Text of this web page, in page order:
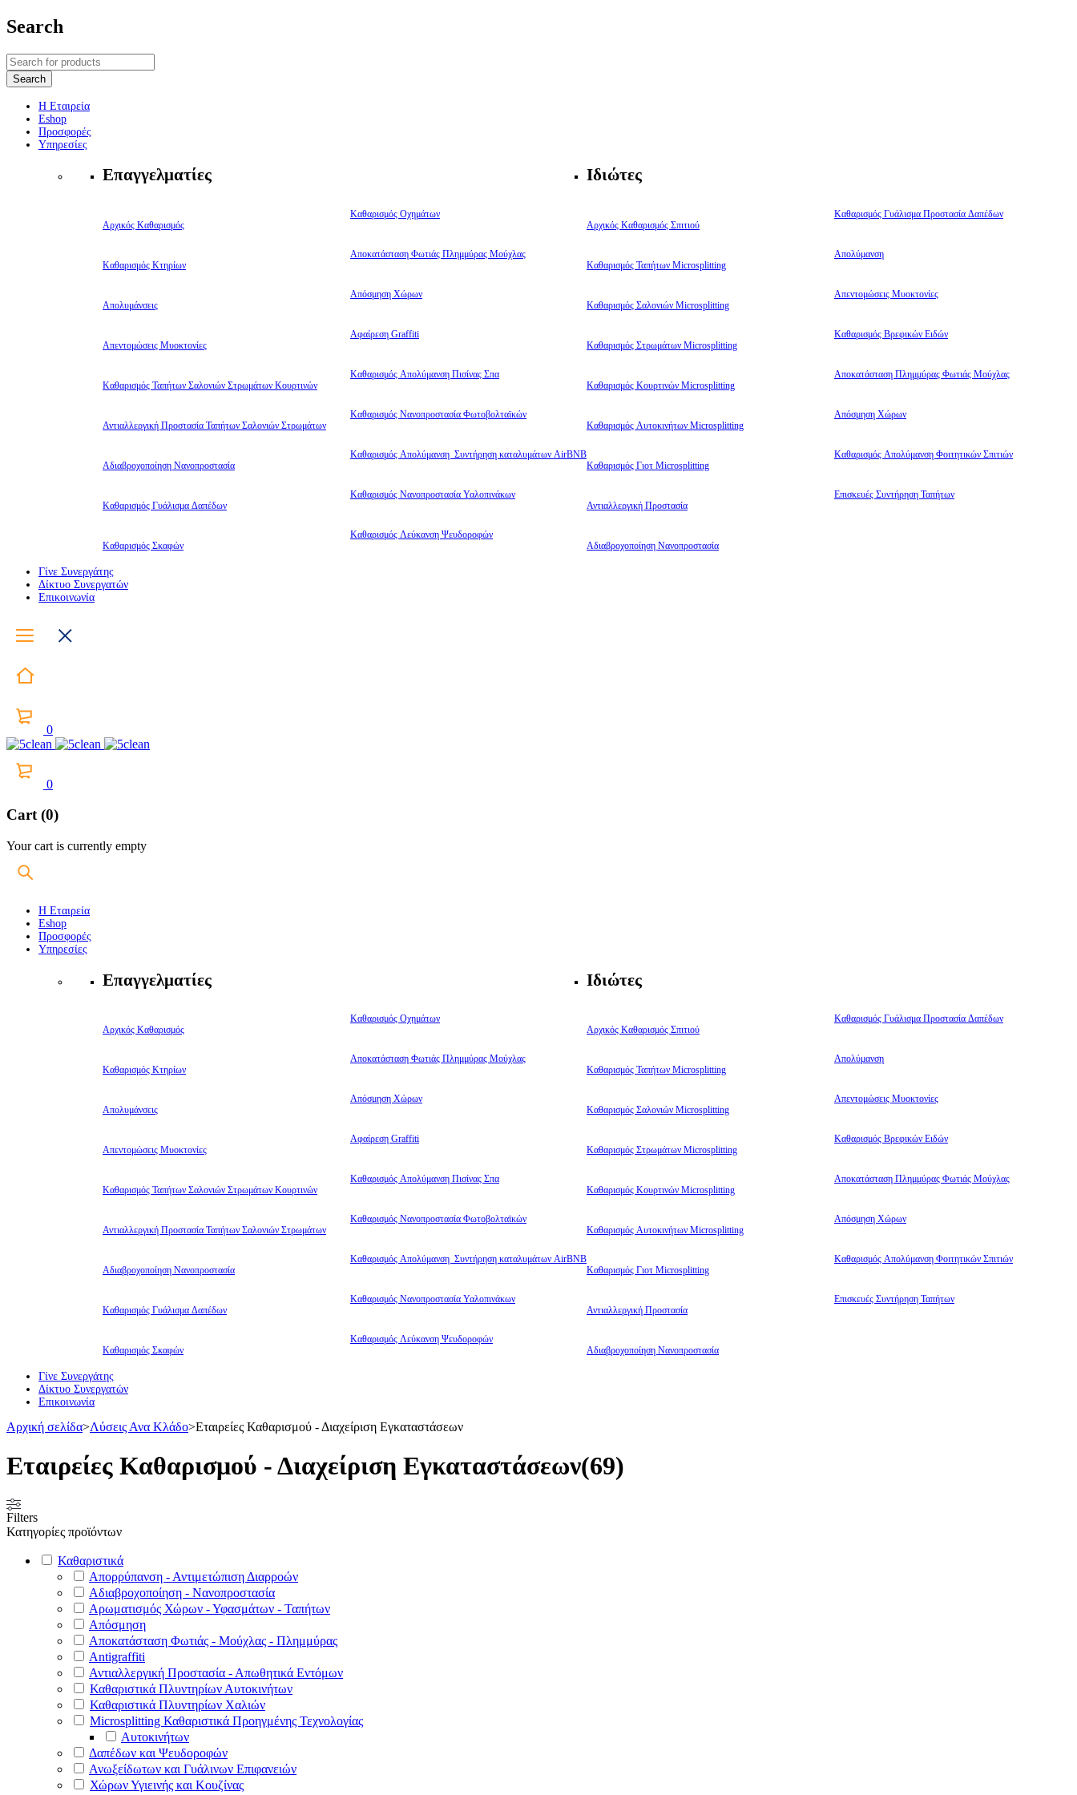
Search
Η Εταιρεία
Eshop
Προσφορές
Υπηρεσίες
Επαγγελματίες
Αρχικός Καθαρισμός
Καθαρισμός Κτηρίων
Απολυμάνσεις
Απεντομώσεις Μυοκτονίες
Καθαρισμός Ταπήτων Σαλονιών Στρωμάτων Κουρτινών
Αντιαλλεργική Προστασία Ταπήτων Σαλονιών Στρωμάτων
Αδιαβροχοποίηση Νανοπροστασία
Καθαρισμός Γυάλισμα Δαπέδων
Καθαρισμός Σκαφών
Καθαρισμός Οχημάτων
Αποκατάσταση Φωτιάς Πλημμύρας Μούχλας
Απόσμηση Χώρων
Αφαίρεση Graffiti
Καθαρισμός Απολύμανση Πισίνας Σπα
Καθαρισμός Νανοπροστασία Φωτοβολταϊκών
Καθαρισμός Απολύμανση Συντήρηση καταλυμάτων AirBNB
Καθαρισμός Νανοπροστασία Υαλοπινάκων
Καθαρισμός Λεύκανση Ψευδοροφών
Ιδιώτες
Αρχικός Καθαρισμός Σπιτιού
Καθαρισμός Ταπήτων Microsplitting
Καθαρισμός Σαλονιών Microsplitting
Καθαρισμός Στρωμάτων Microsplitting
Καθαρισμός Κουρτινών Microsplitting
Καθαρισμός Αυτοκινήτων Microsplitting
Καθαρισμός Γιοτ Microsplitting
Αντιαλλεργική Προστασία
Αδιαβροχοποίηση Νανοπροστασία
Καθαρισμός Γυάλισμα Προστασία Δαπέδων
Απολύμανση
Απεντομώσεις Μυοκτονίες
Καθαρισμός Βρεφικών Ειδών
Αποκατάσταση Πλημμύρας Φωτιάς Μούχλας
Απόσμηση Χώρων
Καθαρισμός Απολύμανση Φοιτητικών Σπιτιών
Επισκευές Συντήρηση Ταπήτων
Γίνε Συνεργάτης
Δίκτυο Συνεργατών
Επικοινωνία
0
0
Cart (0)
Your cart is currently empty
Η Εταιρεία
Eshop
Προσφορές
Υπηρεσίες
Επαγγελματίες
Αρχικός Καθαρισμός
Καθαρισμός Κτηρίων
Απολυμάνσεις
Απεντομώσεις Μυοκτονίες
Καθαρισμός Ταπήτων Σαλονιών Στρωμάτων Κουρτινών
Αντιαλλεργική Προστασία Ταπήτων Σαλονιών Στρωμάτων
Αδιαβροχοποίηση Νανοπροστασία
Καθαρισμός Γυάλισμα Δαπέδων
Καθαρισμός Σκαφών
Καθαρισμός Οχημάτων
Αποκατάσταση Φωτιάς Πλημμύρας Μούχλας
Απόσμηση Χώρων
Αφαίρεση Graffiti
Καθαρισμός Απολύμανση Πισίνας Σπα
Καθαρισμός Νανοπροστασία Φωτοβολταϊκών
Καθαρισμός Απολύμανση Συντήρηση καταλυμάτων AirBNB
Καθαρισμός Νανοπροστασία Υαλοπινάκων
Καθαρισμός Λεύκανση Ψευδοροφών
Ιδιώτες
Αρχικός Καθαρισμός Σπιτιού
Καθαρισμός Ταπήτων Microsplitting
Καθαρισμός Σαλονιών Microsplitting
Καθαρισμός Στρωμάτων Microsplitting
Καθαρισμός Κουρτινών Microsplitting
Καθαρισμός Αυτοκινήτων Microsplitting
Καθαρισμός Γιοτ Microsplitting
Αντιαλλεργική Προστασία
Αδιαβροχοποίηση Νανοπροστασία
Καθαρισμός Γυάλισμα Προστασία Δαπέδων
Απολύμανση
Απεντομώσεις Μυοκτονίες
Καθαρισμός Βρεφικών Ειδών
Αποκατάσταση Πλημμύρας Φωτιάς Μούχλας
Απόσμηση Χώρων
Καθαρισμός Απολύμανση Φοιτητικών Σπιτιών
Επισκευές Συντήρηση Ταπήτων
Γίνε Συνεργάτης
Δίκτυο Συνεργατών
Επικοινωνία
Αρχική σελίδα>Λύσεις Ανα Κλάδο>Εταιρείες Καθαρισμού - Διαχείριση Εγκαταστάσεων
Εταιρείες Καθαρισμού - Διαχείριση Εγκαταστάσεων(69)
Filters
Κατηγορίες προϊόντων
Καθαριστικά
Απορρύπανση - Αντιμετώπιση Διαρροών
Αδιαβροχοποίηση - Νανοπροστασία
Αρωματισμός Χώρων - Υφασμάτων - Ταπήτων
Απόσμηση
Αποκατάσταση Φωτιάς - Μούχλας - Πλημμύρας
Antigraffiti
Αντιαλλεργική Προστασία - Απωθητικά Εντόμων
Καθαριστικά Πλυντηρίων Αυτοκινήτων
Καθαριστικά Πλυντηρίων Χαλιών
Microsplitting Καθαριστικά Προηγμένης Τεχνολογίας
Αυτοκινήτων
Δαπέδων και Ψευδοροφών
Ανωξείδωτων και Γυάλινων Επιφανειών
Χώρων Υγιεινής και Κουζίνας